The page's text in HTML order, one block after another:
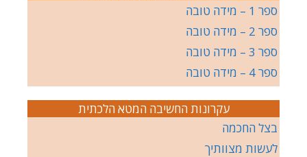
ספר 1 – מידה טובה
ספר 2 – מידה טובה
ספר 3 – מידה טובה
ספר 4 – מידה טובה
עקרונות החשיבה המטא הלכתית
בצל החכמה
לעשות מצוותיך